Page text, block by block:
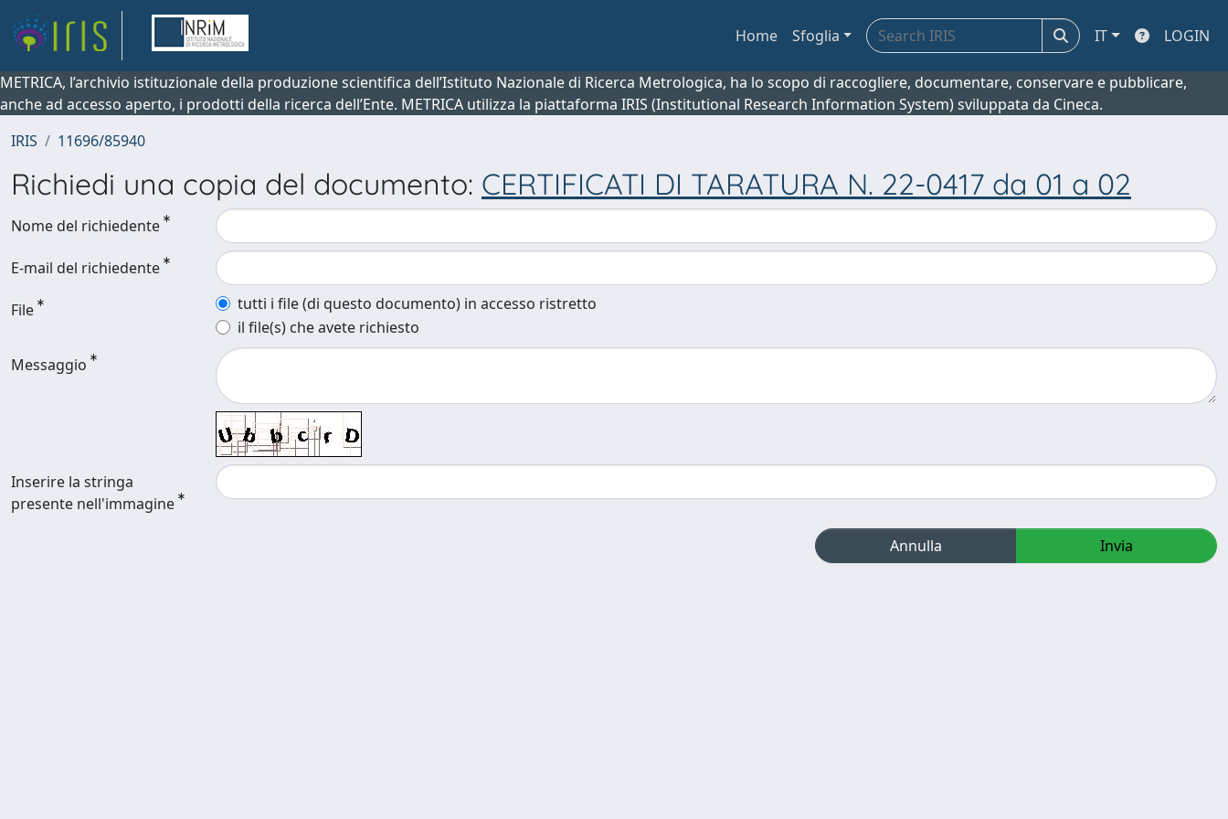
Home Sfoglia IT LOGIN
METRICA, l’archivio istituzionale della produzione scientifica dell’Istituto Nazionale di Ricerca Metrologica, ha lo scopo di raccogliere, documentare, conservare e pubblicare,
anche ad accesso aperto, i prodotti della ricerca dell’Ente. METRICA utilizza la piattaforma IRIS (Institutional Research Information System) sviluppata da Cineca.
IRIS
11696/85940
Richiedi una copia del documento: CERTIFICATI DI TARATURA N. 22-0417 da 01 a 02
Nome del richiedente
E-mail del richiedente
File
tutti i file (di questo documento) in accesso ristretto
il file(s) che avete richiesto
Messaggio
Inserire la stringa
presente nell'immagine
Annulla Invia